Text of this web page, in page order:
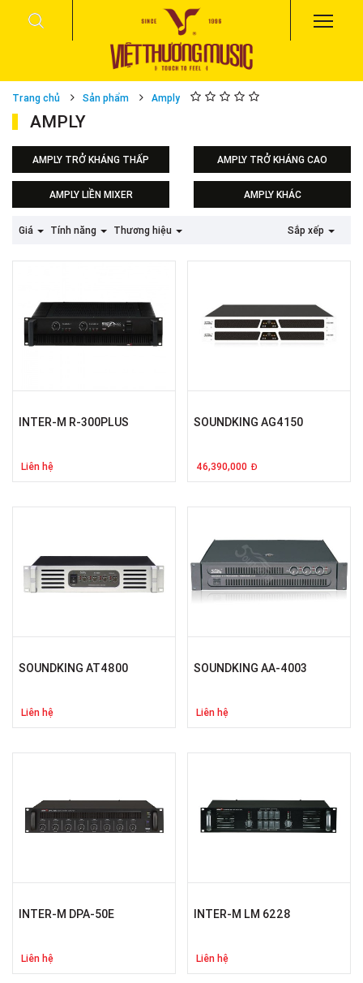
Trang chủ Sản phẩm Amply
AMPLY
AMPLY TRỞ KHÁNG THẤP AMPLY TRỞ KHÁNG CAO
AMPLY LIỀN MIXER AMPLY KHÁC
Amply Soundking
Giá Tính năng Thương hiệu Sắp xếp
INTER-M R-300PLUS
Liên hệ
SOUNDKING AG4150
46,390,000 Đ
SOUNDKING AT4800
Liên hệ
SOUNDKING AA-4003
Liên hệ
INTER-M DPA-50E
Liên hệ
INTER-M LM 6228
Liên hệ